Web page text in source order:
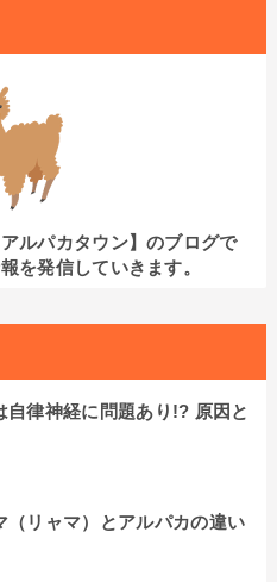
ルパカタウン】のブログで
を発信していきます。
自律神経に問題あり!? 原因と
（リャマ）とアルパカの違い